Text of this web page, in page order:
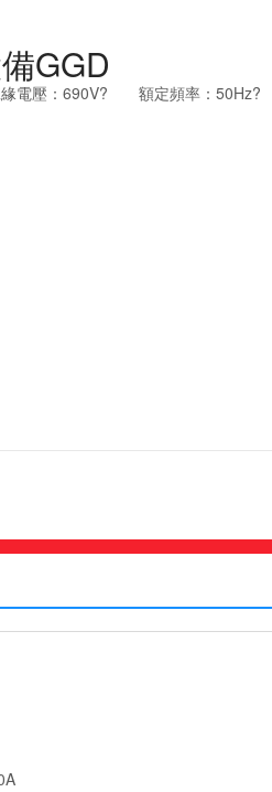
GGD
電壓：690V? 額定頻率：50Hz?